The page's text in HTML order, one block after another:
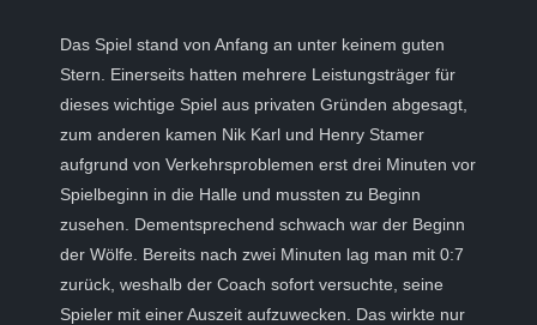
Das Spiel stand von Anfang an unter keinem guten
Stern. Einerseits hatten mehrere Leistungsträger für
dieses wichtige Spiel aus privaten Gründen abgesagt,
zum anderen kamen Nik Karl und Henry Stamer
aufgrund von Verkehrsproblemen erst drei Minuten vor
Spielbeginn in die Halle und mussten zu Beginn
zusehen. Dementsprechend schwach war der Beginn
der Wölfe. Bereits nach zwei Minuten lag man mit 0:7
zurück, weshalb der Coach sofort versuchte, seine
Spieler mit einer Auszeit aufzuwecken. Das wirkte nur